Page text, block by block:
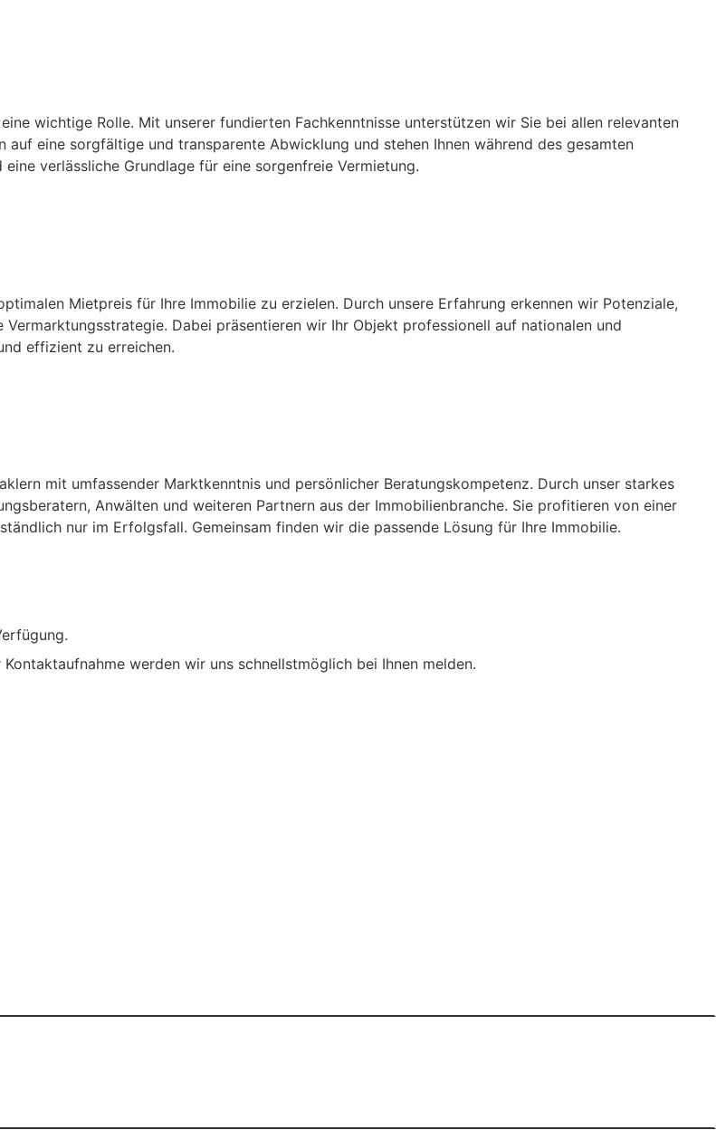
wichtige Rolle. Mit unserer fundierten Fachkenntnisse unterstützen wir Sie bei allen relevanten
eine sorgfältige und transparente Abwicklung und stehen Ihnen während des gesamten
verlässliche Grundlage für eine sorgenfreie Vermietung.
Mietpreis für Ihre Immobilie zu erzielen. Durch unsere Erfahrung erkennen wir Potenziale,
Dabei präsentieren wir Ihr Objekt professionell auf nationalen und
effizient zu erreichen.
mit umfassender Marktkenntnis und persönlicher Beratungskompetenz. Durch unser starkes
Anwälten und weiteren Partnern aus der Immobilienbranche. Sie profitieren von einer
nur im Erfolgsfall. Gemeinsam finden wir die passende Lösung für Ihre Immobilie.
werden wir uns schnellstmöglich bei Ihnen melden.